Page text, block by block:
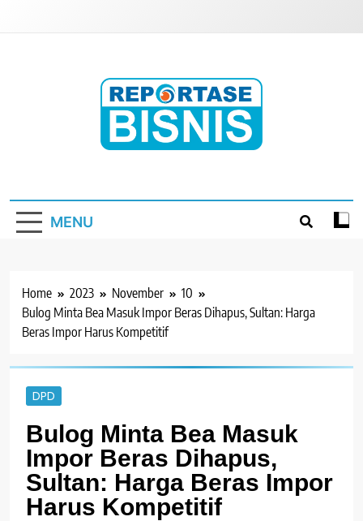
MENU
Home 2023 November
10
Bulog Minta Bea Masuk Impor Beras Dihapus, Sultan: Harga
Beras Impor Harus Kompetitif
DPD
Bulog Minta Bea Masuk
Impor Beras Dihapus,
Sultan: Harga Beras Impor
Harus Kompetitif